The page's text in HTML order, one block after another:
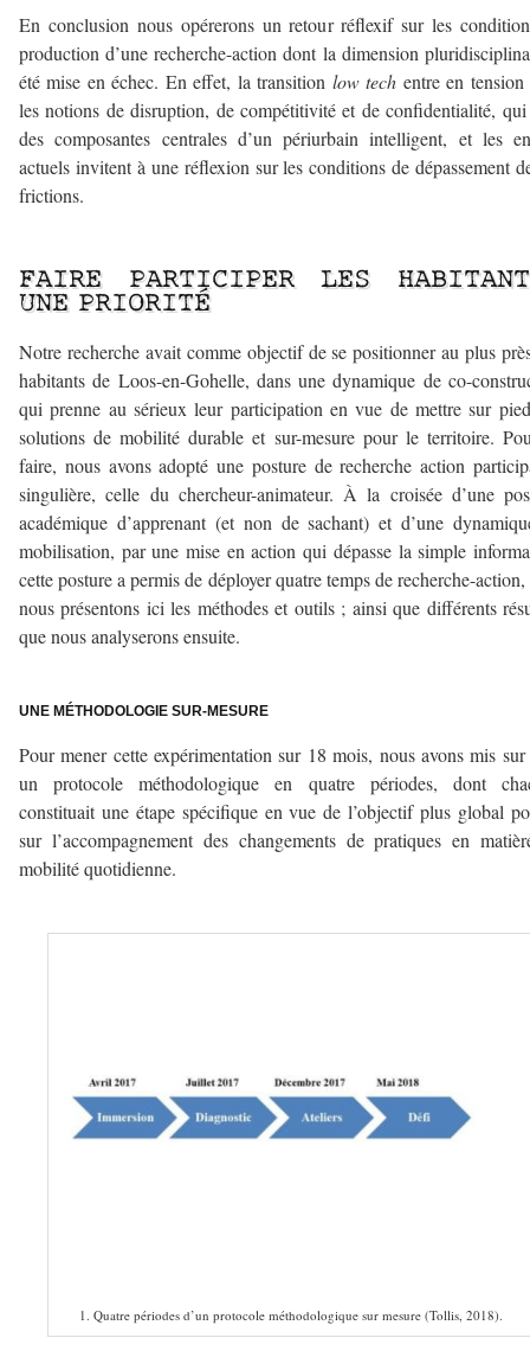
En conclusion nous opérerons un retour réflexif sur les
production d’une recherche-action dont la dimension
été mise en échec. En effet, la transition low tech entre en tension
les notions de disruption, de compétitivité et de confidentialité,
des composantes centrales d’un périurbain intelligent, et les
actuels invitent à une réflexion sur les conditions de dépassement
frictions.
FAIRE PARTICIPER LES
UNE PRIORITÉ
Notre recherche avait comme objectif de se positionner au plus
habitants de Loos-en-Gohelle, dans une dynamique de co-
qui prenne au sérieux leur participation en vue de mettre sur
solutions de mobilité durable et sur-mesure pour le territoire.
faire, nous avons adopté une posture de recherche action
singulière, celle du chercheur-animateur. À la croisée d’une
académique d’apprenant (et non de sachant) et d’une
mobilisation, par une mise en action qui dépasse la simple
cette posture a permis de déployer quatre temps de recherche-
nous présentons ici les méthodes et outils ; ainsi que différents
que nous analyserons ensuite.
UNE MÉTHODOLOGIE SUR-MESURE
Pour mener cette expérimentation sur 18 mois, nous avons mis
un protocole méthodologique en quatre périodes, dont
constituait une étape spécifique en vue de l’objectif plus global
sur l’accompagnement des changements de pratiques en
mobilité quotidienne.
1. Quatre périodes d’un protocole méthodologique sur mesure (Tollis, 2018).